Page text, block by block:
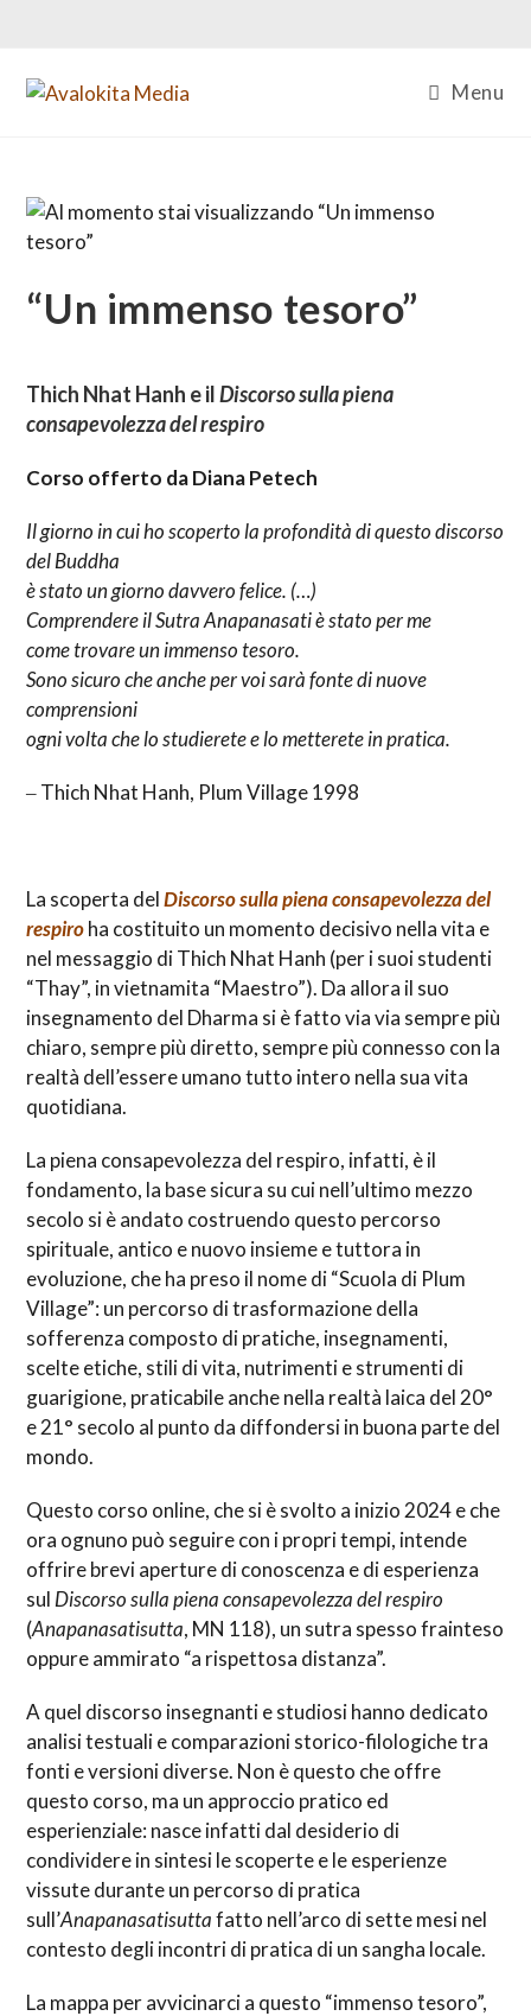
Menu
“Un immenso tesoro”
Thich Nhat Hanh e ilDiscorso sulla piena
consapevolezza del respiro
Corso offerto da Diana Petech
Il giorno in cui ho scoperto la profondità di questo discorso
del Buddha
è stato un giorno davvero felice. (…)
Comprendere il Sutra Anapanasati è stato per me
come trovare un immenso tesoro.
Sono sicuro che anche per voi sarà fonte di nuove
comprensioni
ogni volta che lo studierete e lo metterete in pratica.
‒ Thich Nhat Hanh, Plum Village 1998
La scoperta delDiscorso sulla piena consapevolezza del
respiroha costituito un momento decisivo nella vita e
nel messaggio di Thich Nhat Hanh (per i suoi studenti
“Thay”, in vietnamita “Maestro”). Da allora il suo
insegnamento del Dharma si è fatto via via sempre più
chiaro, sempre più diretto, sempre più connesso con la
realtà dell’essere umano tutto intero nella sua vita
quotidiana.
La piena consapevolezza del respiro, infatti, è il
fondamento, la base sicura su cui nell’ultimo mezzo
secolo si è andato costruendo questo percorso
spirituale, antico e nuovo insieme e tuttora in
evoluzione, che ha preso il nome di “Scuola di Plum
Village”: un percorso di trasformazione della
sofferenza composto di pratiche, insegnamenti,
scelte etiche, stili di vita, nutrimenti e strumenti di
guarigione, praticabile anche nella realtà laica del 20°
e 21° secolo al punto da diffondersi in buona parte del
mondo.
Questo corso online, che si è svolto a inizio 2024 e che
ora ognuno può seguire con i propri tempi, intende
offrire brevi aperture di conoscenza e di esperienza
sul Discorso sulla piena consapevolezza del respiro
(Anapanasatisutta, MN 118), un sutra spesso frainteso
oppure ammirato “a rispettosa distanza”.
A quel discorso insegnanti e studiosi hanno dedicato
analisi testuali e comparazioni storico-filologiche tra
fonti e versioni diverse. Non è questo che offre
questo corso, ma un approccio pratico ed
esperienziale: nasce infatti dal desiderio di
condividere in sintesi le scoperte e le esperienze
vissute durante un percorso di pratica
sull’Anapanasatisuttafatto nell’arco di sette mesi nel
contesto degli incontri di pratica di un sangha locale.
La mappa per avvicinarci a questo “immenso tesoro”,